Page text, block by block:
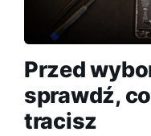
Przed
sprawdź,
tracisz